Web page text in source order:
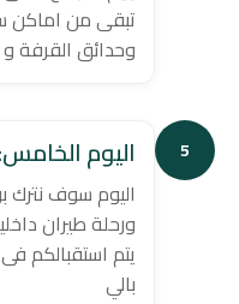
تبقى من اماكن
وحدائق القرفة
5 اليوم
اليوم سوف نترك
ورحلة طيران
يتم استقبالكم
بالي